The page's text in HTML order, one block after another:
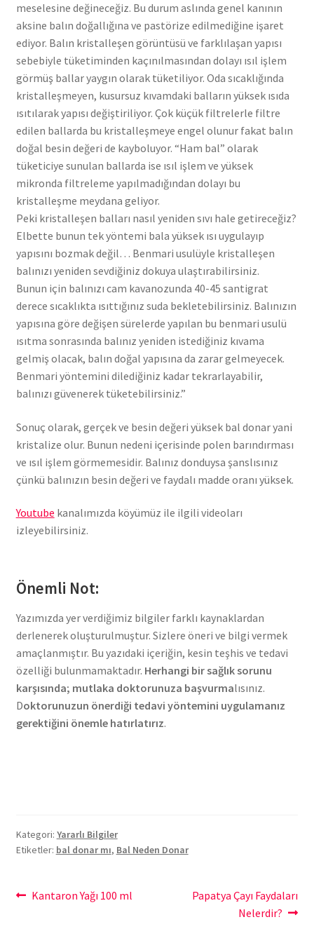
meselesine değineceğiz. Bu durum aslında genel kanının
aksine balın doğallığına ve pastörize edilmediğine işaret
ediyor. Balın kristalleşen görüntüsü ve farklılaşan yapısı
sebebiyle tüketiminden kaçınılmasından dolayı ısıl işlem
görmüş ballar yaygın olarak tüketiliyor. Oda sıcaklığında
kristalleşmeyen, kusursuz kıvamdaki balların yüksek ısıda
ısıtılarak yapısı değiştiriliyor. Çok küçük filtrelerle filtre
edilen ballarda bu kristalleşmeye engel olunur fakat balın
doğal besin değeri de kayboluyor. “Ham bal” olarak
tüketiciye sunulan ballarda ise ısıl işlem ve yüksek
mikronda filtreleme yapılmadığından dolayı bu
kristalleşme meydana geliyor.
Peki kristalleşen balları nasıl yeniden sıvı hale getireceğiz?
Elbette bunun tek yöntemi bala yüksek ısı uygulayıp
yapısını bozmak değil… Benmari usulüyle kristalleşen
balınızı yeniden sevdiğiniz dokuya ulaştırabilirsiniz.
Bunun için balınızı cam kavanozunda 40-45 santigrat
derece sıcaklıkta ısıttığınız suda bekletebilirsiniz. Balınızın
yapısına göre değişen sürelerde yapılan bu benmari usulü
ısıtma sonrasında balınız yeniden istediğiniz kıvama
gelmiş olacak, balın doğal yapısına da zarar gelmeyecek.
Benmari yöntemini dilediğiniz kadar tekrarlayabilir,
balınızı güvenerek tüketebilirsiniz.”
Sonuç olarak, gerçek ve besin değeri yüksek bal donar yani
kristalize olur. Bunun nedeni içerisinde polen barındırması
ve ısıl işlem görmemesidir. Balınız donduysa şanslısınız
çünkü balınızın besin değeri ve faydalı madde oranı yüksek.
Youtube kanalımızda köyümüz ile ilgili videoları
izleyebilirsiniz.
Önemli Not:
Yazımızda yer verdiğimiz bilgiler farklı kaynaklardan
derlenerek oluşturulmuştur. Sizlere öneri ve bilgi vermek
amaçlanmıştır. Bu yazıdaki içeriğin, kesin teşhis ve tedavi
özelliği bulunmamaktadır. Herhangi bir sağlık sorunu
karşısında; mutlaka doktorunuza başvurmalısınız.
Doktorunuzun önerdiği tedavi yöntemini uygulamanız
gerektiğini önemle hatırlatırız.
Kategori: Yararlı Bilgiler
Etiketler: bal donar mı, Bal Neden Donar
YazıÖnceki
Kantaron Yağı 100 ml
Sonraki
Papatya Çayı Faydaları
Nelerdir?